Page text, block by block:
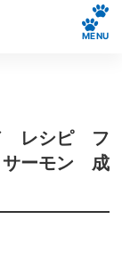
MENU
レシピ フ
ーモン 成